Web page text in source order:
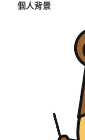
個人背景